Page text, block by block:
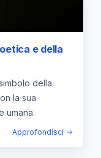
e della
della
la sua
umana.
Approfondisci